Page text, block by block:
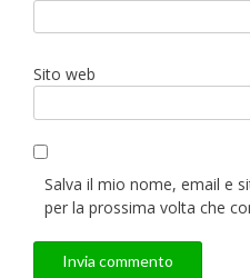
Sito web
Salva il mio nome, email e
per la prossima volta che